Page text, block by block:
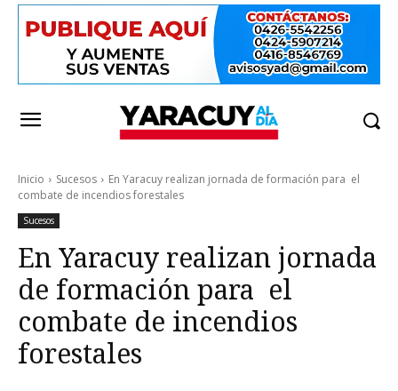
Inicio Sucesos
En Yaracuy realizan jornada de formación para el
combate de incendios forestales
Sucesos
En Yaracuy realizan jornada
de formación para el
combate de incendios
forestales